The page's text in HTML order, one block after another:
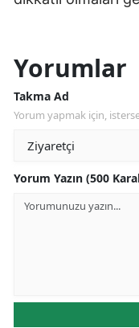
Yorumlar
Takma Ad
Yorum yapmak için,
Yorum Yazın (500